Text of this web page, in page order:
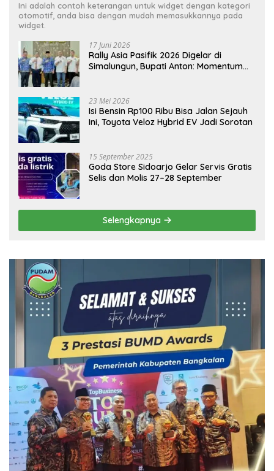
Ini adalah contoh keterangan untuk widget dengan kategori
otomotif, anda bisa dengan mudah memasukkannya pada
widget.
17 Juni 2026
Rally Asia Pasifik 2026 Digelar di
Simalungun, Bupati Anton: Momentum
23 Mei 2026
Isi Bensin Rp100 Ribu Bisa Jalan Sejauh
Ini, Toyota Veloz Hybrid EV Jadi Sorotan
15 September 2025
Goda Store Sidoarjo Gelar Servis Gratis
Selis dan Molis 27–28 September
Selengkapnya